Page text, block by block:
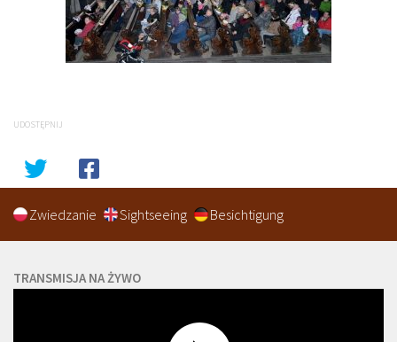
UDOSTĘPNIJ
Zwiedzanie Sightseeing Besichtigung
TRANSMISJA NA ŻYWO